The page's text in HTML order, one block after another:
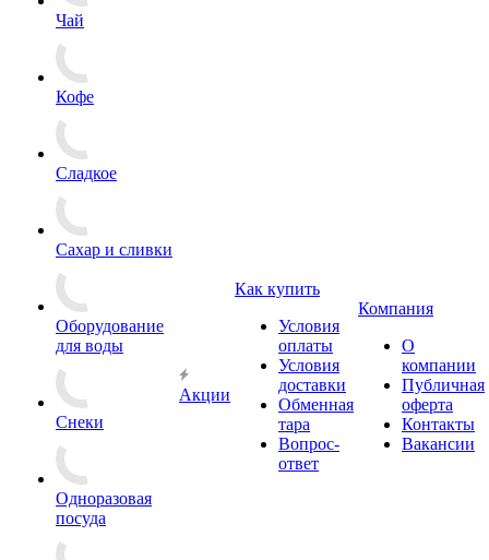
Чай
Кофе
Сладкое
Сахар и сливки
Оборудование
для воды
Снеки
Одноразовая
посуда
Акции
Как купить
Условия
оплаты
Условия
доставки
Обменная
тара
Вопрос-
ответ
Компания
О
компании
Публичная
оферта
Контакты
Вакансии